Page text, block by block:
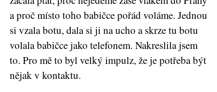
a proč mís­to toho babič­ce pořád volá­me. Jed­nou
si vza­la botu, dala si ji na ucho a skr­ze tu botu
vola­la babič­ce jako tele­fo­nem. Nakres­li­la jsem
to. Pro mě to byl vel­ký impulz, že je potře­ba být
nějak v kontaktu.